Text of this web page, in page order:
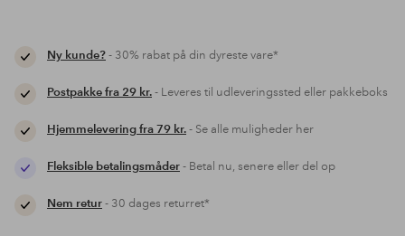
Ny kunde?- 30% rabat på din dyreste vare*
Postpakke fra 29 kr.- Leveres til udleveringssted eller pakkeboks
Hjemmelevering fra 79 kr.- Se alle muligheder her
Fleksible betalingsmåder- Betal nu, senere eller del op
Nem retur- 30 dages returret*